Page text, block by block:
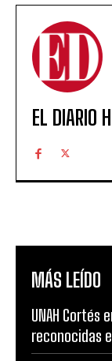
EL DIARIO
MÁS LEÍDO
UNAH
reconocidas